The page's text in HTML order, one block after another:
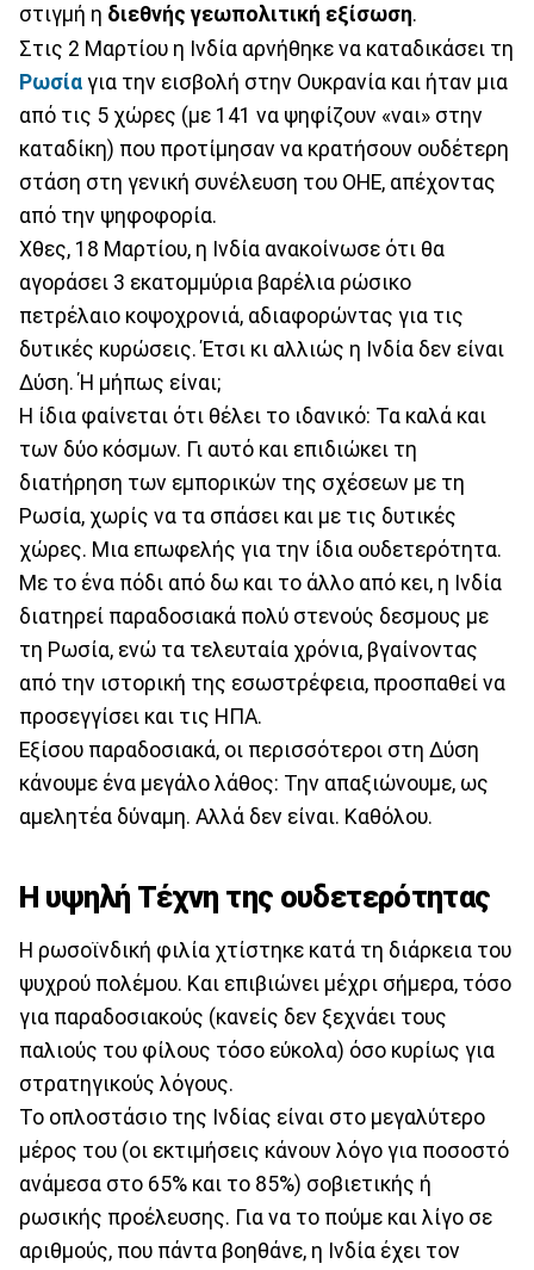
στιγμή η διεθνής γεωπολιτική εξίσωση.
Στις 2 Μαρτίου η Ινδία αρνήθηκε να καταδικάσει τη
Ρωσία για την εισβολή στην Ουκρανία και ήταν μια
από τις 5 χώρες (με 141 να ψηφίζουν «ναι» στην
καταδίκη) που προτίμησαν να κρατήσουν ουδέτερη
στάση στη γενική συνέλευση του ΟΗΕ, απέχοντας
από την ψηφοφορία.
Χθες, 18 Μαρτίου, η Ινδία ανακοίνωσε ότι θα
αγοράσει 3 εκατομμύρια βαρέλια ρώσικο
πετρέλαιο κοψοχρονιά, αδιαφορώντας για τις
δυτικές κυρώσεις. Έτσι κι αλλιώς η Ινδία δεν είναι
Δύση. Ή μήπως είναι;
Η ίδια φαίνεται ότι θέλει το ιδανικό: Τα καλά και
των δύο κόσμων. Γι αυτό και επιδιώκει τη
διατήρηση των εμπορικών της σχέσεων με τη
Ρωσία, χωρίς να τα σπάσει και με τις δυτικές
χώρες. Μια επωφελής για την ίδια ουδετερότητα.
Με το ένα πόδι από δω και το άλλο από κει, η Ινδία
διατηρεί παραδοσιακά πολύ στενούς δεσμους με
τη Ρωσία, ενώ τα τελευταία χρόνια, βγαίνοντας
από την ιστορική της εσωστρέφεια, προσπαθεί να
προσεγγίσει και τις ΗΠΑ.
Εξίσου παραδοσιακά, οι περισσότεροι στη Δύση
κάνουμε ένα μεγάλο λάθος: Την απαξιώνουμε, ως
αμελητέα δύναμη. Αλλά δεν είναι. Καθόλου.
Η υψηλή Τέχνη της ουδετερότητας
Η ρωσοϊνδική φιλία χτίστηκε κατά τη διάρκεια του
ψυχρού πολέμου. Και επιβιώνει μέχρι σήμερα, τόσο
για παραδοσιακούς (κανείς δεν ξεχνάει τους
παλιούς του φίλους τόσο εύκολα) όσο κυρίως για
στρατηγικούς λόγους.
Το οπλοστάσιο της Ινδίας είναι στο μεγαλύτερο
μέρος του (οι εκτιμήσεις κάνουν λόγο για ποσοστό
ανάμεσα στο 65% και το 85%) σοβιετικής ή
ρωσικής προέλευσης. Για να το πούμε και λίγο σε
αριθμούς, που πάντα βοηθάνε, η Ινδία έχει τον